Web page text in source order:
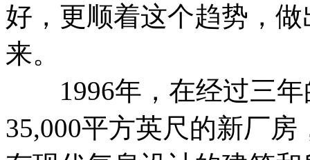
好，更顺着这个趋势，
来。
1996年，在经过三年
35,000平方英尺的新厂